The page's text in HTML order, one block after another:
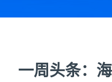
一周头条：